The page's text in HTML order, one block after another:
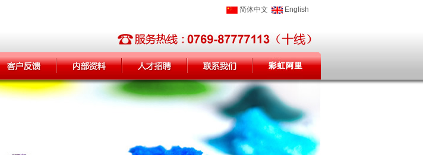
简体中文 English